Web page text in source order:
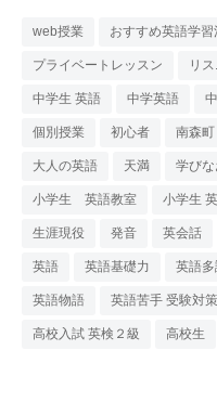
web授業 おすすめ英語学習
プライベートレッスン リ
中学生 英語 中学英語
個別授業 初心者 南森町
大人の英語 天満 学びな
小学生 英語教室 小学生
生涯現役 発音 英会話
英語 英語基礎力 英語
英語物語 英語苦手 受験対策
高校入試 英検２級 高校生